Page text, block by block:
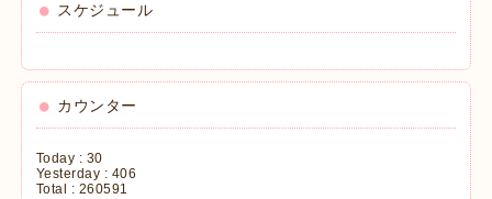
スケジュール
カウンター
Today : 30
Yesterday : 406
Total : 260591